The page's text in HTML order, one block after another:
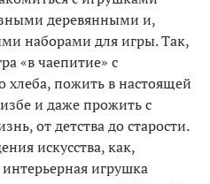
деревянными и,
наборами для игры. Так,
«в чаепитие» с
пожить в настоящей
и даже прожить с
от детства до старости.
искусства, как,
игрушка